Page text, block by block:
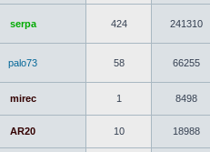
serpa 424 241310
palo73 58 66255
mirec 1 8498
AR20 10 18988